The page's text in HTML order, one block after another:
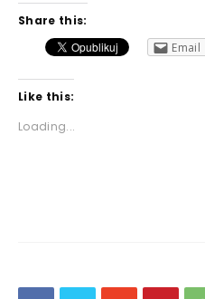
Share this:
Email
Like this:
Loading...